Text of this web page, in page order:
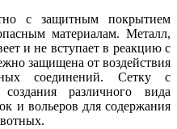
с защитным покрытием
материалам. Металл,
и не вступает в реакцию с
защищена от воздействия
соединений. Сетку с
различного вида
и вольеров для содержания